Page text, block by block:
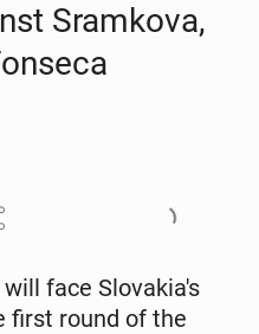
Sramko­va,
face Slo­va­ki­a's
first round of the